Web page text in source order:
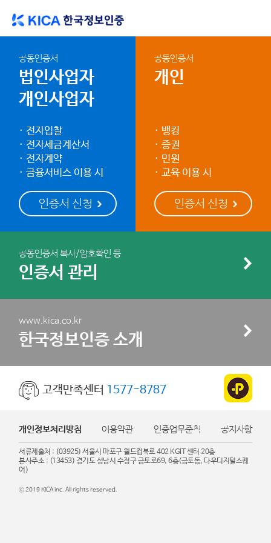
공동인증서
법인사업자
개인사업자
전자입찰
전자세금계산서
전자계약
금융서비스 이용 시
공동인증서
개인
뱅킹
증권
민원
교육 이용 시
공동인증서 복사/암호확인 등
인증서 관리
www.kica.co.kr
한국정보인증 소개
고객만족센터 1577-8787
개인정보처리방침 이용약관 인증업무준칙 공지사항
서류제출처 : (03925) 서울시 마포구 월드컵북로 402 KGIT 센터 20층
본사주소 : (13453) 경기도 성남시 수정구 금토로69, 6층(금토동, 다우디지털스퀘
어)
ⓒ 2019 KICA inc. All rights reserved.